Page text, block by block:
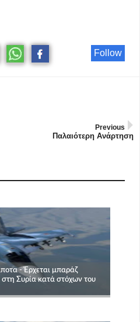
Follow
Previous
Παλαιότερη Ανάρτηση